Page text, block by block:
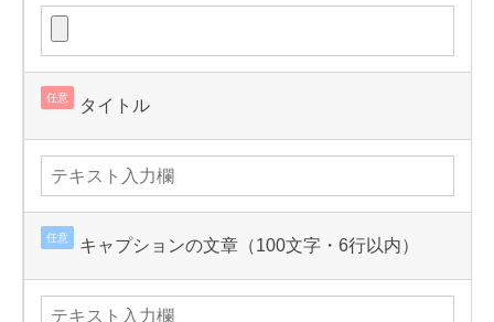
任意 タイトル
任意 キャプションの文章（100文字・6行以内）